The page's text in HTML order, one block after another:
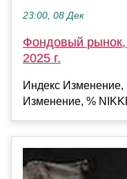
23:00, 08 Дек
Фондовый рынок,
2025 г.
Индекс Изменение,
Изменение, %